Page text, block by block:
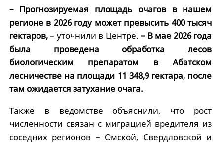
– Прогнозируемая площадь очагов в нашем
регионе в 2026 году может превысить 400 тысяч
гектаров,– уточнили в Центре.– В мае 2026 года
была проведена обработка лесов
биологическим препаратом в Абатском
лесничестве на площади 11 348,9 гектара, после
там ожидается затухание очага.
Также в ведомстве объяснили, что рост
численности связан с миграцией вредителя из
соседних регионов – Омской, Свердловской и